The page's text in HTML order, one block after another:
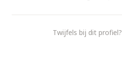
Twijfels bij dit profiel?